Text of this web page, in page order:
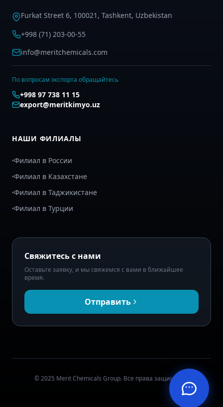
Furkat Street 6, 100021, Tashkent, Uzbekistan
+998 (71) 203-00-55
info@meritchemicals.com
По вопросам экспорта обращайтесь
+998 97 738 11 15
export@meritkimyo.uz
НАШИ ФИЛИАЛЫ
Филиал в России
Филиал в Казахстане
Филиал в Таджикистане
Филиал в Турции
Свяжитесь с нами
Оставьте заявку, и мы свяжемся с вами в ближайшее
время.
Отправить
© 2025 Merit Chemicals Group. Все права защищены.